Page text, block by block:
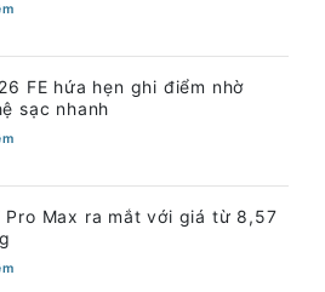
FE hứa hẹn ghi điểm nhờ
sạc nhanh
Pro Max ra mắt với giá từ 8,57